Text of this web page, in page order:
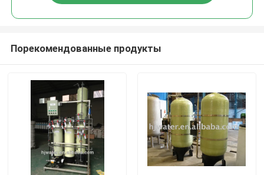
Порекомендованные продукты